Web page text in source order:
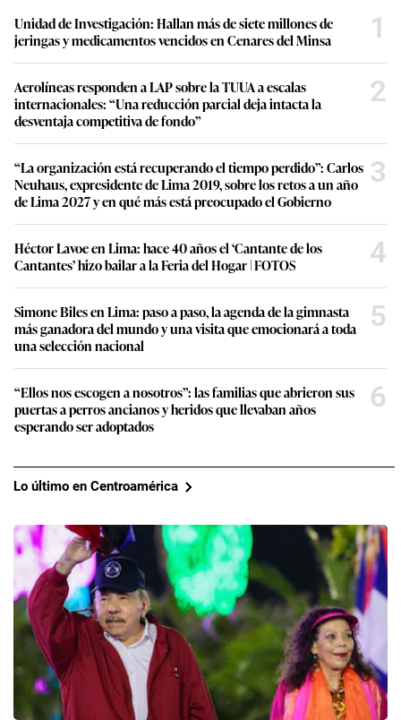
Unidad de Investigación: Hallan más de siete millones de
jeringas y medicamentos vencidos en Cenares del Minsa
1
Aerolíneas responden a LAP sobre la TUUA a escalas
internacionales: “Una reducción parcial deja intacta la
desventaja competitiva de fondo”
2
“La organización está recuperando el tiempo perdido”: Carlos
Neuhaus, expresidente de Lima 2019, sobre los retos a un año
de Lima 2027 y en qué más está preocupado el Gobierno
3
Héctor Lavoe en Lima: hace 40 años el ‘Cantante de los
Cantantes’ hizo bailar a la Feria del Hogar | FOTOS
4
Simone Biles en Lima: paso a paso, la agenda de la gimnasta
más ganadora del mundo y una visita que emocionará a toda
una selección nacional
5
“Ellos nos escogen a nosotros”: las familias que abrieron sus
puertas a perros ancianos y heridos que llevaban años
esperando ser adoptados
6
Lo último en Centroamérica